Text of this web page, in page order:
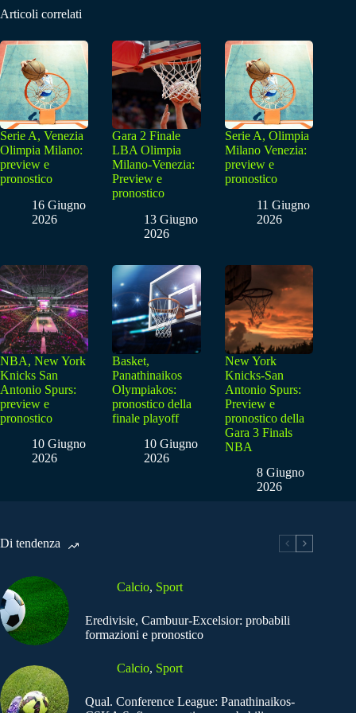
Articoli correlati
Serie A, Venezia
Olimpia Milano:
preview e
pronostico
16 Giugno
2026
Gara 2 Finale
LBA Olimpia
Milano-Venezia:
Preview e
pronostico
13 Giugno
2026
Serie A, Olimpia
Milano Venezia:
preview e
pronostico
11 Giugno
2026
NBA, New York
Knicks San
Antonio Spurs:
preview e
pronostico
10 Giugno
2026
Basket,
Panathinaikos
Olympiakos:
pronostico della
finale playoff
10 Giugno
2026
New York
Knicks-San
Antonio Spurs:
Preview e
pronostico della
Gara 3 Finals
NBA
8 Giugno
2026
Di tendenza
Calcio, Sport
Eredivisie, Cambuur-Excelsior: probabili
formazioni e pronostico
Calcio, Sport
Qual. Conference League: Panathinaikos-